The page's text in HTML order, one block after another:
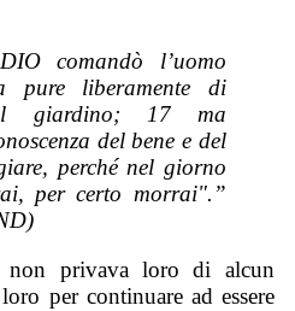
comandò l’uomo
pure liberamente di
giardino; 17 ma
del bene e del
perché nel giorno
per certo morrai".”
non privava loro di alcun
per continuare ad essere